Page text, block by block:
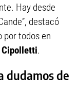
Hay desde
destacó
por todos en
Cipolletti.
dudamos de